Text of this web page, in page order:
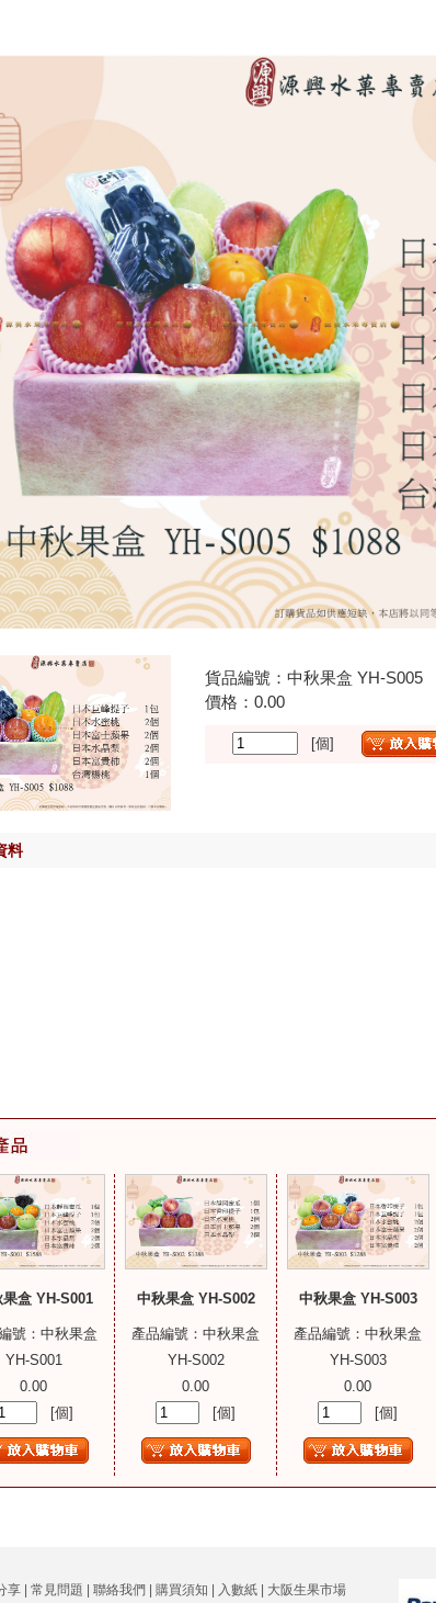
貨品編號：中秋果盒 YH-S005
價格： 0.00
[個]
料
盒 YH-S001
號：中秋果盒
YH-S001
0.00
[個]
中秋果盒 YH-S002
產品編號：中秋果盒
YH-S002
0.00
[個]
中秋果盒 YH-S003
產品編號：中秋果盒
YH-S003
0.00
[個]
享 常見問題 聯絡我們 購買須知 入數紙 大阪生果市場